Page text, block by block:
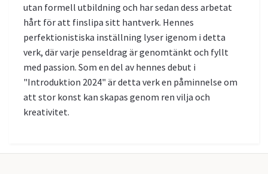
utan formell utbildning och har sedan dess arbetat
hårt för att finslipa sitt hantverk. Hennes
perfektionistiska inställning lyser igenom i detta
verk, där varje penseldrag är genomtänkt och fyllt
med passion. Som en del av hennes debut i
"Introduktion 2024" är detta verk en påminnelse om
att stor konst kan skapas genom ren vilja och
kreativitet.